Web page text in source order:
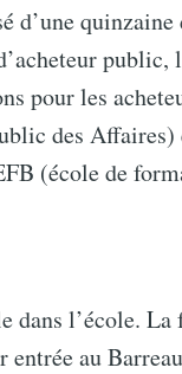
quinzaine
public,
pour les
des Affaires)
(école de
dans l’école.
au